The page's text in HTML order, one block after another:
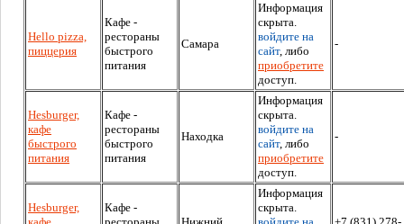
Hello pizza,
пиццерия
Кафе -
рестораны
быстрого
питания
Самара
Информация
скрыта.
войдите на
сайт, либо
приобретите
доступ.
-
Hesburger,
кафе
быстрого
питания
Кафе -
рестораны
быстрого
питания
Находка
Информация
скрыта.
войдите на
сайт, либо
приобретите
доступ.
-
Hesburger,
Кафе -
Информация
скрыта.